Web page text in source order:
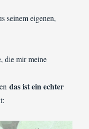
seinem eigenen,
die mir meine
das ist ein echter